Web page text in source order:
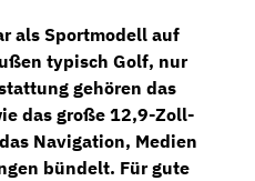
als Sportmodell auf
typisch Golf, nur
gehören das
das große 12,9-Zoll-
Navigation, Medien
bündelt. Für gute